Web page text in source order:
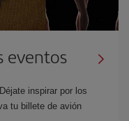
eventos
inspirar por los
tu billete de avión